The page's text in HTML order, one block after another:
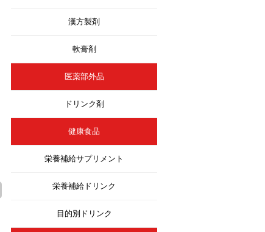
漢方製剤
軟膏剤
医薬部外品
ドリンク剤
健康食品
栄養補給サプリメント
栄養補給ドリンク
目的別ドリンク